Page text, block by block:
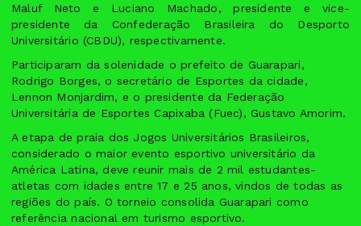
Maluf Neto e Luciano Machado, presidente e vice-
presidente da Confederação Brasileira do Desporto
Universitário (CBDU), respectivamente.
Participaram da solenidade o prefeito de Guarapari,
Rodrigo Borges, o secretário de Esportes da cidade,
Lennon Monjardim, e o presidente da Federação
Universitária de Esportes Capixaba (Fuec), Gustavo Amorim.
A etapa de praia dos Jogos Universitários Brasileiros,
considerado o maior evento esportivo universitário da
América Latina, deve reunir mais de 2 mil estudantes-
atletas com idades entre 17 e 25 anos, vindos de todas as
regiões do país. O torneio consolida Guarapari como
referência nacional em turismo esportivo.